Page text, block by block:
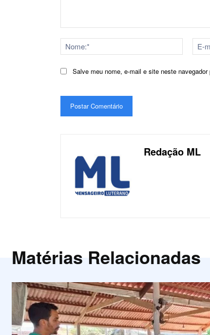
Nome:*
Salve meu nome, e-mail e site neste
Redação ML
Matérias Relacionadas